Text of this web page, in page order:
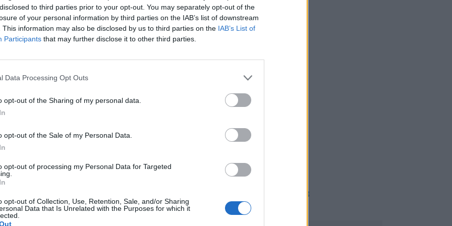
to third parties prior to your opt-out. You may separately opt-out of the
of your personal information by third parties on the IAB’s list of downstream
This information may also be disclosed by us to third parties on the IAB’s List of
Participants that may further disclose it to other third parties.
Data Processing Opt Outs
opt-out of the Sharing of my personal data.
opt-out of the Sale of my Personal Data.
opt-out of processing my Personal Data for Targeted
opt-out of Collection, Use, Retention, Sale, and/or Sharing
Data that Is Unrelated with the Purposes for which it
GCRD Domingão para a deslocação a Santa
Quantcast
PUB